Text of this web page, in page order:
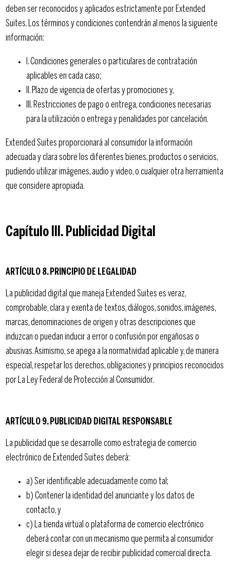
deben ser reconocidos y aplicados estrictamente por Extended
Suites. Los términos y condiciones contendrán al menos la siguiente
información:
I. Condiciones generales o particulares de contratación
aplicables en cada caso;
II. Plazo de vigencia de ofertas y promociones y,
III. Restricciones de pago o entrega, condiciones necesarias
para la utilización o entrega y penalidades por cancelación.
Extended Suites proporcionará al consumidor la información
adecuada y clara sobre los diferentes bienes, productos o servicios,
pudiendo utilizar imágenes, audio y video, o cualquier otra herramienta
que considere apropiada.
Capítulo III. Publicidad Digital
ARTÍCULO 8. PRINCIPIO DE LEGALIDAD
La publicidad digital que maneja Extended Suites es veraz,
comprobable, clara y exenta de textos, diálogos, sonidos, imágenes,
marcas, denominaciones de origen y otras descripciones que
induzcan o puedan inducir a error o confusión por engañosas o
abusivas. Asimismo, se apega a la normatividad aplicable y, de manera
especial, respetar los derechos, obligaciones y principios reconocidos
por La Ley Federal de Protección al Consumidor.
ARTÍCULO 9. PUBLICIDAD DIGITAL RESPONSABLE
La publicidad que se desarrolle como estrategia de comercio
electrónico de Extended Suites deberá:
a) Ser identificable adecuadamente como tal;
b) Contener la identidad del anunciante y los datos de
contacto, y
c) La tienda virtual o plataforma de comercio electrónico
deberá contar con un mecanismo que permita al consumidor
elegir si desea dejar de recibir publicidad comercial directa.